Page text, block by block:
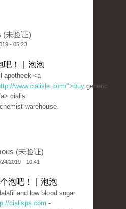
(未验证)
- 05:23
吧！ | 泡泡
apotheek <a
www.cialisle.com/">buy generic
cialis
warehouse.
(未验证)
2019 - 10:41
泡吧！ | 泡泡
and low blood sugar
cialisps.com -